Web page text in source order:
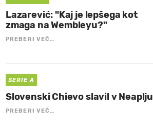
Lazarević: "Kaj je lepšega kot
zmaga na Wembleyu?"
PREBERI VEČ…
SERIE A
Slovenski Chievo slavil v Neaplju
PREBERI VEČ…